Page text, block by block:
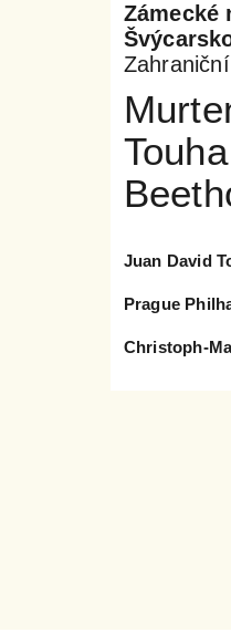
Zámecké
Juan David
Prague
Christoph-